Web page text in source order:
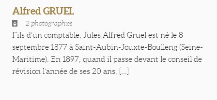
Alfred GRUEL
2 photographies
Fils d’un comptable, Jules Alfred Gruel est né le 8
septembre 1877 à Saint-Aubin-Jouxte-Boulleng (Seine-
Maritime). En 1897, quand il passe devant le conseil de
révision l’année de ses 20 ans, [...]